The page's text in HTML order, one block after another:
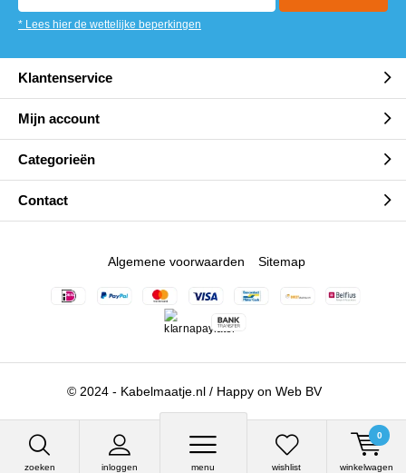
zoeken inloggen menu wishlist winkelwagen
0
* Lees hier de wettelijke beperkingen
Klantenservice
Mijn account
Categorieën
Contact
© 2024 - Kabelmaatje.nl / Happy on Web BV
Algemene voorwaarden Sitemap